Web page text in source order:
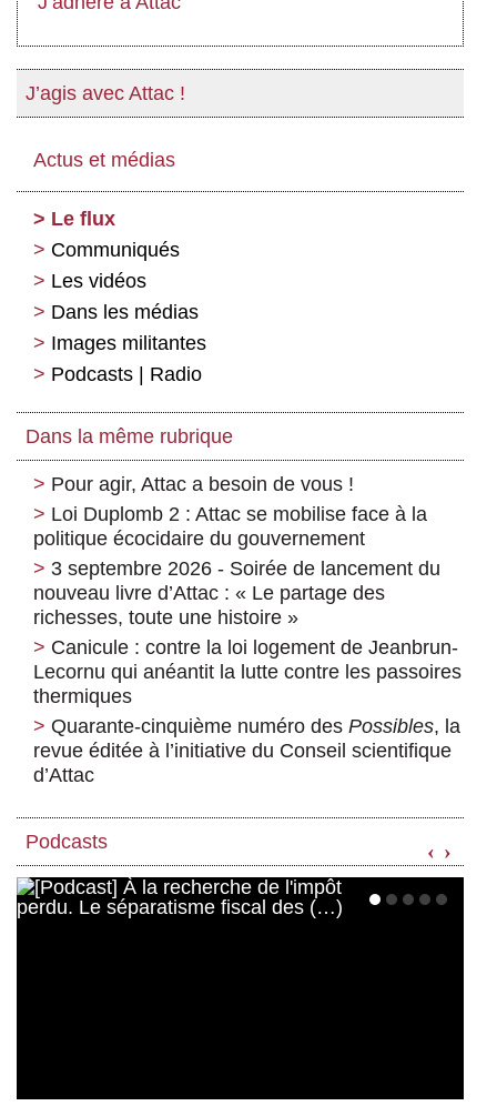
J’agis avec Attac !
Actus et médias
Le flux
Communiqués
Les vidéos
Dans les médias
Images militantes
Podcasts | Radio
Dans la même rubrique
Pour agir, Attac a besoin de vous !
Loi Duplomb 2 : Attac se mobilise face à la
politique écocidaire du gouvernement
3 septembre 2026 - Soirée de lancement du
nouveau livre d’Attac : « Le partage des
richesses, toute une histoire »
Canicule : contre la loi logement de Jeanbrun-
Lecornu qui anéantit la lutte contre les passoires
thermiques
Quarante-cinquième numéro des Possibles, la
revue éditée à l’initiative du Conseil scientifique
d’Attac
Podcasts ‹ ›